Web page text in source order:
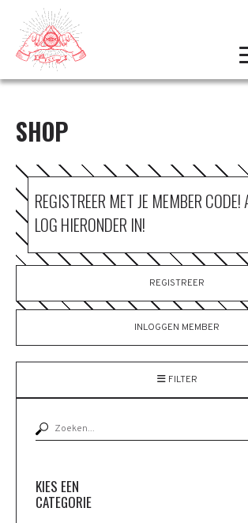
SHOP
REGISTREER MET JE MEMBER
LOG HIERONDER IN!
REGISTREER
INLOGGEN MEMBER
FILTER
KIES EEN
CATEGORIE